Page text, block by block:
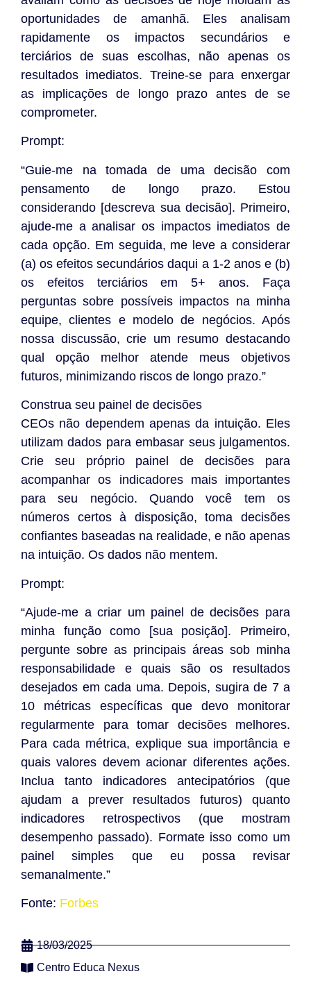
oportunidades de amanhã. Eles analisam
rapidamente os impactos secundários e
terciários de suas escolhas, não apenas os
resultados imediatos. Treine-se para enxergar
as implicações de longo prazo antes de se
comprometer.
Prompt:
“Guie-me na tomada de uma decisão com
pensamento de longo prazo. Estou
considerando [descreva sua decisão]. Primeiro,
ajude-me a analisar os impactos imediatos de
cada opção. Em seguida, me leve a considerar
(a) os efeitos secundários daqui a 1-2 anos e (b)
os efeitos terciários em 5+ anos. Faça
perguntas sobre possíveis impactos na minha
equipe, clientes e modelo de negócios. Após
nossa discussão, crie um resumo destacando
qual opção melhor atende meus objetivos
futuros, minimizando riscos de longo prazo.”
Construa seu painel de decisões
CEOs não dependem apenas da intuição. Eles
utilizam dados para embasar seus julgamentos.
Crie seu próprio painel de decisões para
acompanhar os indicadores mais importantes
para seu negócio. Quando você tem os
números certos à disposição, toma decisões
confiantes baseadas na realidade, e não apenas
na intuição. Os dados não mentem.
Prompt:
“Ajude-me a criar um painel de decisões para
minha função como [sua posição]. Primeiro,
pergunte sobre as principais áreas sob minha
responsabilidade e quais são os resultados
desejados em cada uma. Depois, sugira de 7 a
10 métricas específicas que devo monitorar
regularmente para tomar decisões melhores.
Para cada métrica, explique sua importância e
quais valores devem acionar diferentes ações.
Inclua tanto indicadores antecipatórios (que
ajudam a prever resultados futuros) quanto
indicadores retrospectivos (que mostram
desempenho passado). Formate isso como um
painel simples que eu possa revisar
semanalmente.”
Fonte: Forbes
18/03/2025
Centro Educa Nexus